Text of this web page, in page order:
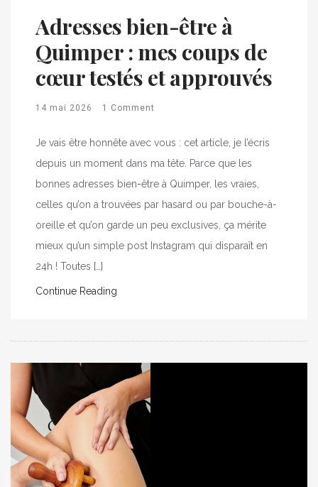
Adresses bien-être à
Quimper : mes coups de
cœur testés et approuvés
14 mai 2026 1 Comment
Je vais être honnête avec vous : cet article, je l’écris
depuis un moment dans ma tête. Parce que les
bonnes adresses bien-être à Quimper, les vraies,
celles qu’on a trouvées par hasard ou par bouche-à-
oreille et qu’on garde un peu exclusives, ça mérite
mieux qu’un simple post Instagram qui disparaît en
24h ! Toutes […]
Continue Reading